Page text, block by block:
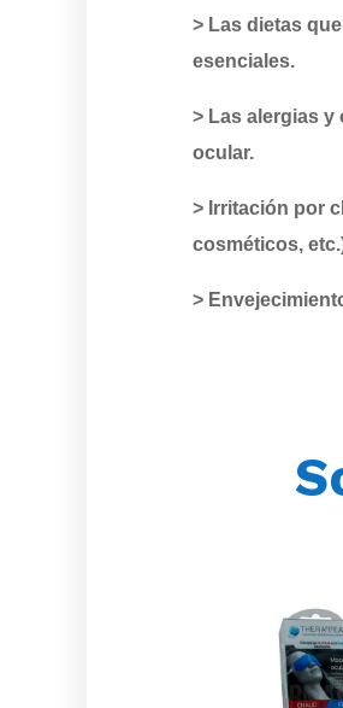
> Las dietas
esenciales.
> Las alergias
ocular.
> Irritación por
cosméticos,
>